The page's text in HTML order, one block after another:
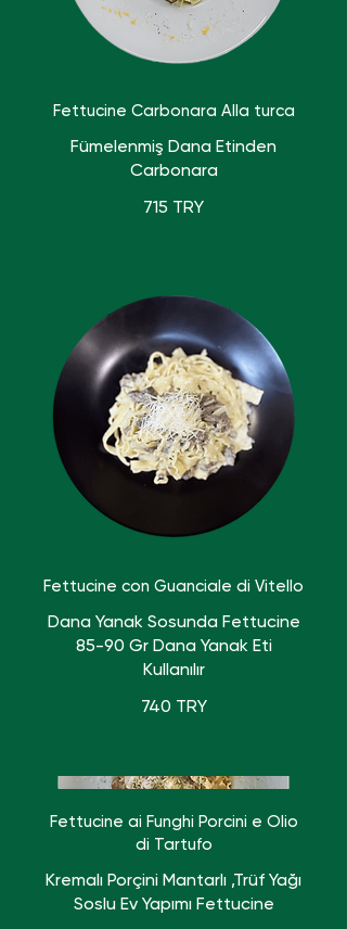
Fettucine Carbonara Alla turca
Fümelenmiş Dana Etinden
Carbonara
715 TRY
Fettucine con Guanciale di Vitello
Dana Yanak Sosunda Fettucine
85-90 Gr Dana Yanak Eti
Kullanılır
740 TRY
Fettucine ai Funghi Porcini e Olio
di Tartufo
Kremalı Porçini Mantarlı ,Trüf Yağı
Soslu Ev Yapımı Fettucine